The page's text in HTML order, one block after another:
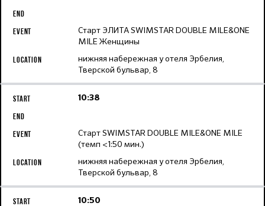
Старт ЭЛИТА SWIMSTAR DOUBLE MILE&ONE
MILE Женщины
нижняя набережная у отеля Эрбелия,
Тверской бульвар, 8
10:38
Старт SWIMSTAR DOUBLE MILE&ONE MILE
(темп <1:50 мин.)
нижняя набережная у отеля Эрбелия,
Тверской бульвар, 8
10:50